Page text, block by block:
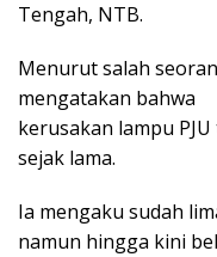
Tengah, NTB.
Menurut salah
mengatakan bahwa
kerusakan lampu
sejak lama.
Ia mengaku sudah
namun hingga kini